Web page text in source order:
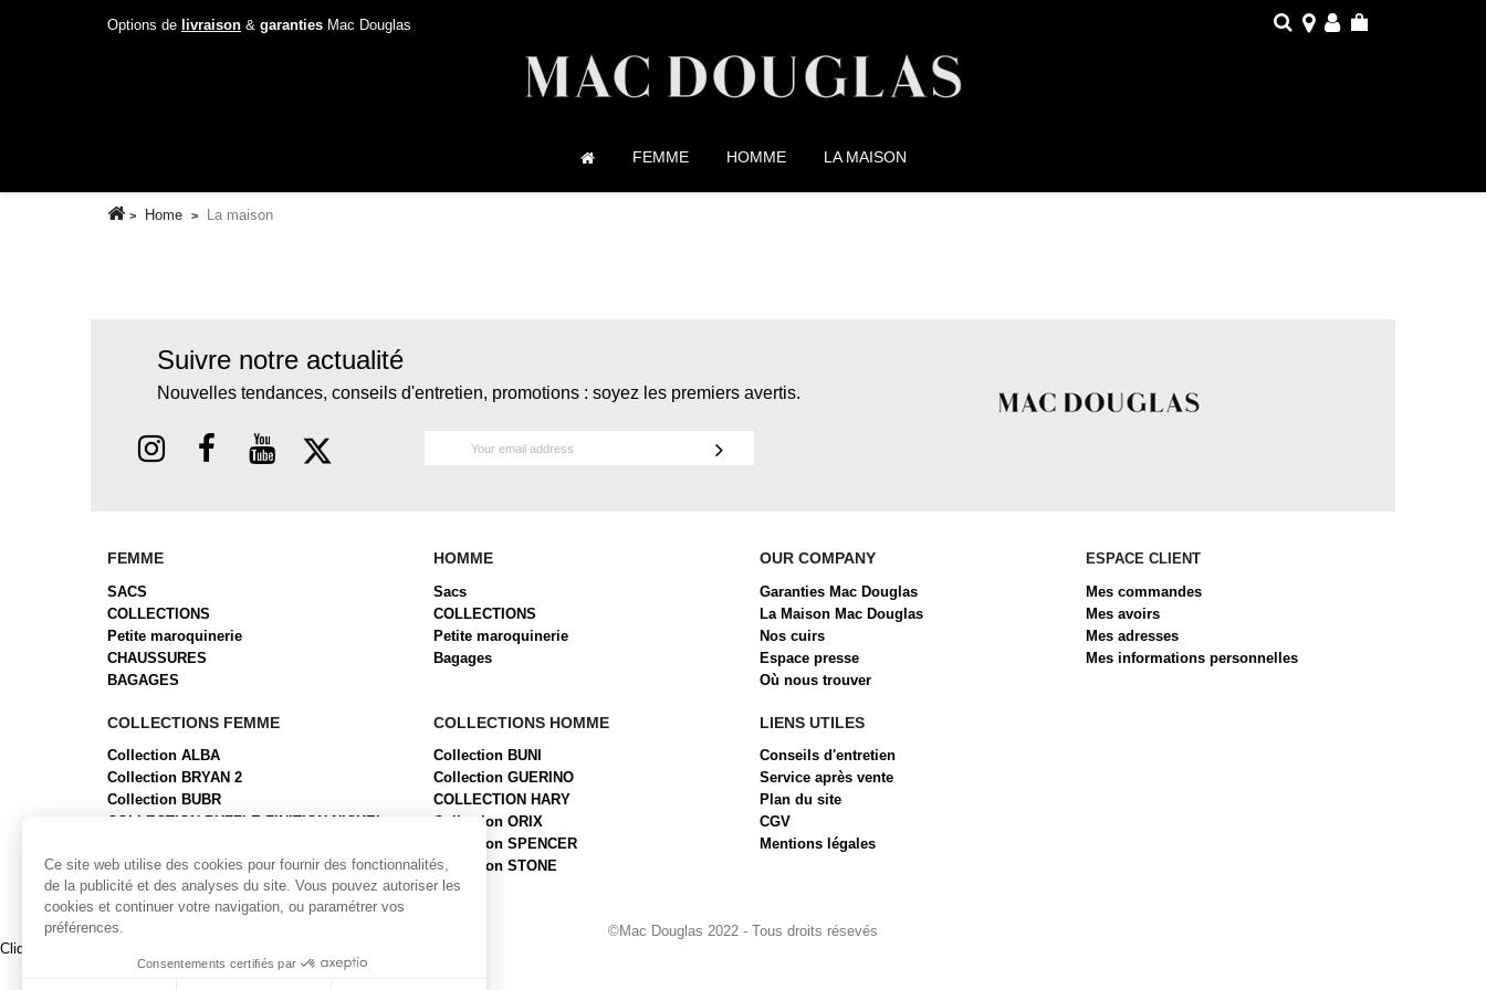
Options de livraison & garanties Mac Douglas
FEMME HOMME LA MAISON
Home La maison
Suivre notre actualité
Nouvelles tendances, conseils d'entretien, promotions : soyez les premiers avertis.
FEMME
SACS
COLLECTIONS
Petite maroquinerie
CHAUSSURES
BAGAGES
HOMME
Sacs
COLLECTIONS
Petite maroquinerie
Bagages
OUR COMPANY
Garanties Mac Douglas
La Maison Mac Douglas
Nos cuirs
Espace presse
Où nous trouver
ESPACE CLIENT
Mes commandes
Mes avoirs
Mes adresses
Mes informations personnelles
COLLECTIONS FEMME
Collection ALBA
Collection BRYAN 2
Collection BUBR
COLLECTION BUFFLE FINITION NICKEL
Collection CIENNA
COLLECTIONS HOMME
Collection BUNI
Collection GUERINO
COLLECTION HARY
Collection ORIX
Collection SPENCER
Collection STONE
LIENS UTILES
Conseils d'entretien
Service après vente
Plan du site
CGV
Mentions légales
©Mac Douglas 2022 - Tous droits résevés
Cliquez-ici pour modifier vos préférences en matière de cookies
Ce site web utilise des cookies pour fournir des fonctionnalités,
de la publicité et des analyses du site. Vous pouvez autoriser les
cookies et continuer votre navigation, ou paramétrer vos
préférences.
Consentements certifiés par